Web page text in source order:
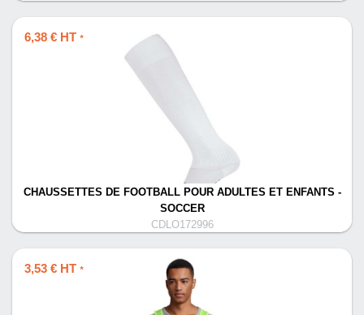
6,38 € HT *
CHAUSSETTES DE FOOTBALL POUR ADULTES ET ENFANTS -
SOCCER
CDLO172996
3,53 € HT *